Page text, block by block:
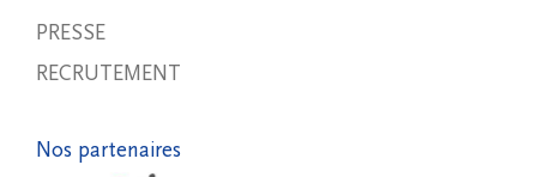
PRESSE
RECRUTEMENT
Nos partenaires